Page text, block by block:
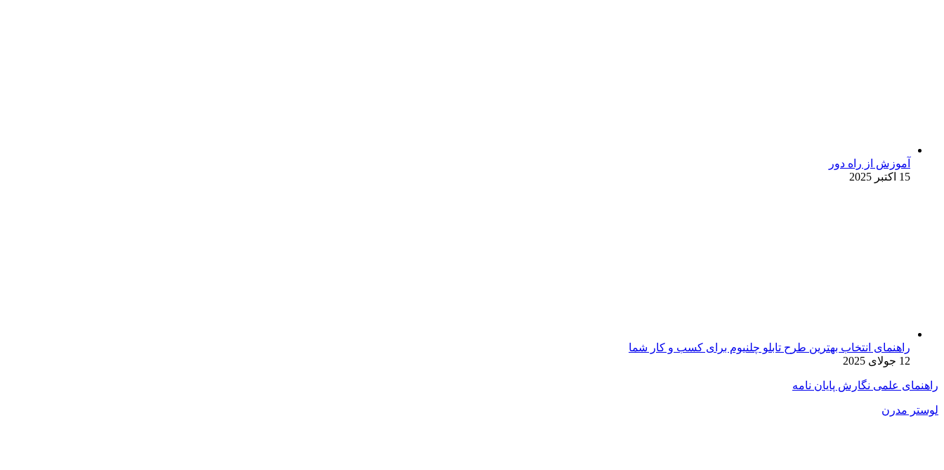
آموزش از راه دور
15 اکتبر 2025
راهنمای انتخاب بهترین طرح تابلو چلنیوم برای کسب و کار شما
12 جولای 2025
راهنمای علمی نگارش پایان نامه
لوستر مدرن